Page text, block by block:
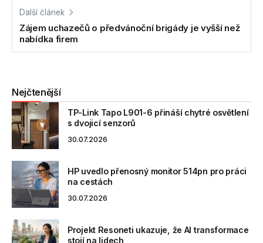
Další článek
Zájem uchazečů o předvánoční brigády je vyšší než
nabídka firem
Nejčtenější
TP-Link Tapo L901-6 přináší chytré osvětlení
s dvojicí senzorů
30.07.2026
HP uvedlo přenosný monitor 514pn pro práci
na cestách
30.07.2026
Projekt Resoneti ukazuje, že AI transformace
stojí na lidech